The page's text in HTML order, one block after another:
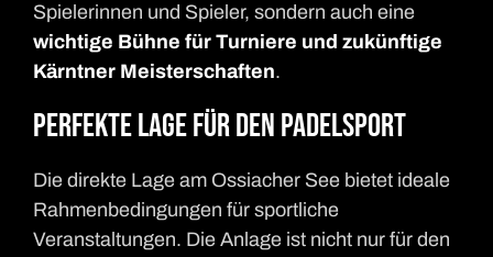
Spielerinnen und Spieler, sondern auch eine
wichtige Bühne für Turniere und zukünftige
Kärntner Meisterschaften.
Perfekte Lage für den Padelsport
Die direkte Lage am Ossiacher See bietet ideale
Rahmenbedingungen für sportliche
Veranstaltungen. Die Anlage ist nicht nur für den